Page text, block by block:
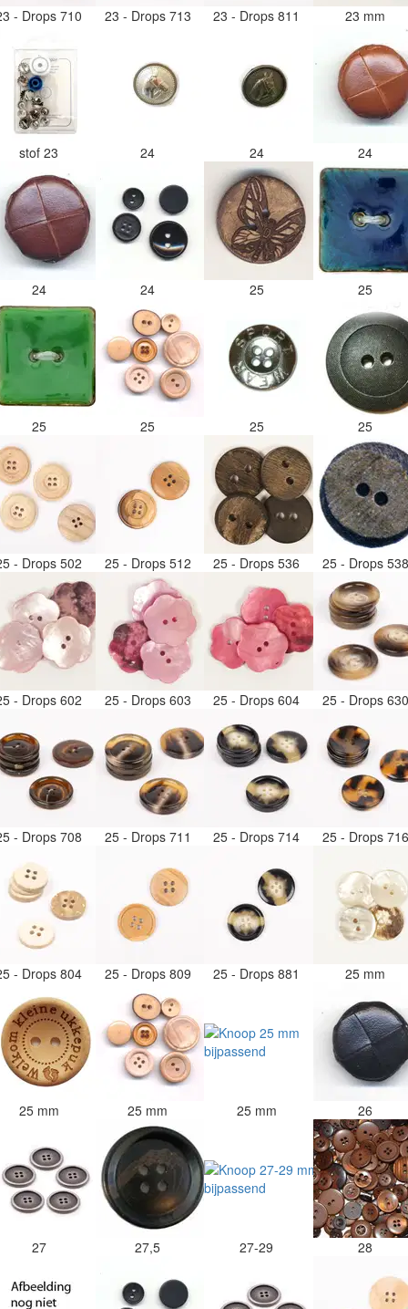
- Drops 710 23 - Drops 713 23 - Drops 811 23 mm
stof 23 24 24 24
24 24 25 25
25 25 25 25
- Drops 502 25 - Drops 512 25 - Drops 536 25 - Drops
- Drops 602 25 - Drops 603 25 - Drops 604 25 - Drops
- Drops 708 25 - Drops 711 25 - Drops 714 25 - Drops
- Drops 804 25 - Drops 809 25 - Drops 881 25 mm
25 mm 25 mm 25 mm 26
27 27,5 27-29 28